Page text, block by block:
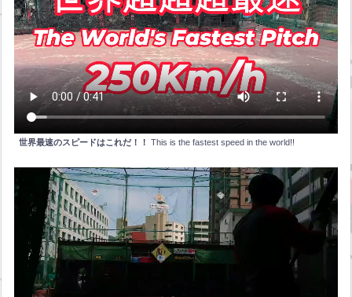
世界最速のスピードはこれだ！！This is the fastest speed in the world!!